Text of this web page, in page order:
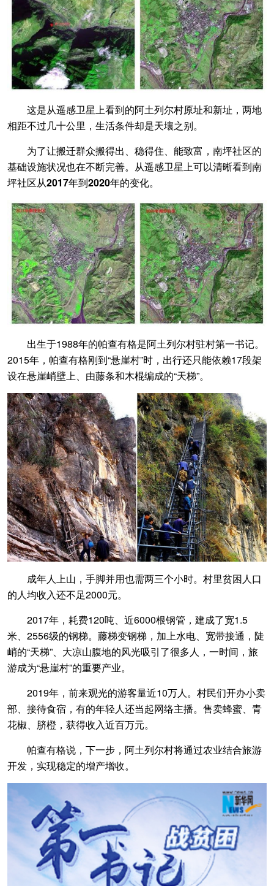
这是从遥感卫星上看到的阿土列尔村原址和新址， 两地
相距不过几十公里，生活条件却是天壤之别。
为了让搬迁群众搬得出、稳得住、能致富，南坪社区的
基础设施状况也在不断完善。 从遥感卫星上可以清晰看到南
坪社区从2017年到2020年的变化。
出生于1988年的帕查有格是阿土列尔村驻村第一书记。
2015年，帕查有格刚到“悬崖村”时，出行还只能依赖17段架
设在悬崖峭壁上、由藤条和木棍编成的“天梯”。
成年人上山，手脚并用也需两三个小时。村里贫困人口
的人均收入还不足2000元。
2017年，耗费120吨、近6000根钢管，建成了宽1.5
米、2556级的钢梯。藤梯变钢梯，加上水电、宽带接通，陡
峭的“天梯”、大凉山腹地的风光吸引了很多人，一时间，旅
游成为“悬崖村”的重要产业。
2019年，前来观光的游客量近10万人。村民们开办小卖
部、接待食宿，有的年轻人还当起网络主播。售卖蜂蜜、青
花椒、脐橙，获得收入近百万元。
帕查有格说，下一步，阿土列尔村将通过农业结合旅游
开发，实现稳定的增产增收。